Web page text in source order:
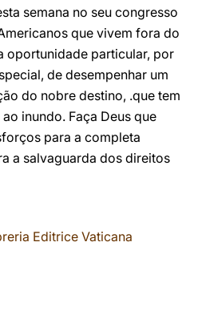
semana no seu congresso
que vivem fora do
oportunidade particular, por
de desempenhar um
do nobre destino, .que tem
inundo. Faça Deus que
para a completa
a salvaguarda dos direitos
Editrice Vaticana